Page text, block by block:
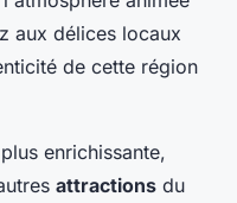
aux délices locaux
de cette région
enrichissante,
attractions du